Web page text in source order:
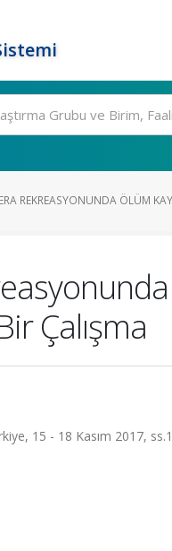
REKREASYONUNDA ÖLÜM
Çalışma
15 - 18 Kasım 2017,